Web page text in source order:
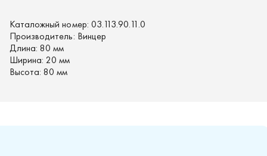
Каталожный номер: 03.113.90.11.0
Производитель: Винцер
Длина: 80 мм
Ширина: 20 мм
Высота: 80 мм